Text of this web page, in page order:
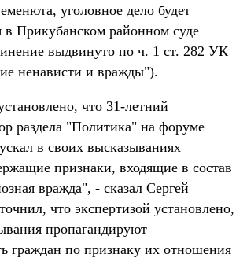
уголовное дело будет
в Прикубанском районном суде
выдвинуто по ч. 1 ст. 282 УК
ненависти и вражды").
что 31-летний
раздела "Политика" на форуме
в своих высказываниях
признаки, входящие в состав
вражда", - сказал Сергей
что экспертизой установлено,
пропагандируют
граждан по признаку их отношения